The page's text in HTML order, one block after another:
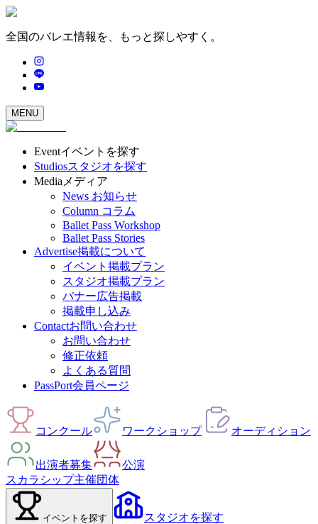
全国のバレエ情報を、もっと探しやすく。
MENU
Eventイベントを探す
Studiosスタジオを探す
Media メディア
News お知らせ
Column コラム
Ballet Pass Workshop
Ballet Pass Stories
Advertise掲載について
イベント掲載プラン
スタジオ掲載プラン
バナー広告掲載
掲載申し込み
Contactお問い合わせ
お問い合わせ
修正依頼
よくある質問
PassPort会員ページ
コンクール ワークショップ オーディション
出演者募集
公演
スカラシップ主催団体
イベント を探す スタジオを探す